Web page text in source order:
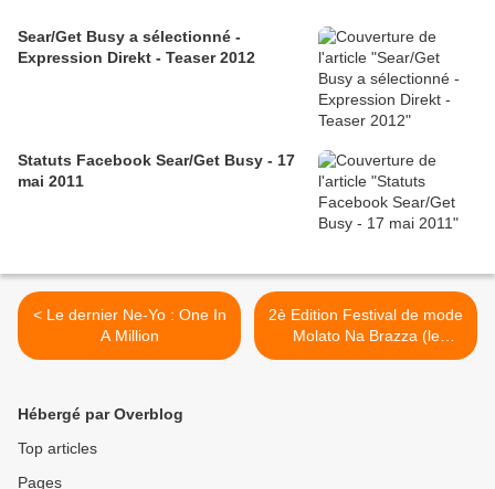
Sear/Get Busy a sélectionné -
Expression Direkt - Teaser 2012
Statuts Facebook Sear/Get Busy - 17
mai 2011
< Le dernier Ne-Yo : One In
A Million
2è Edition Festival de mode
Molato Na Brazza (le
rendez-vous de la mode
Hébergé par Overblog
Top articles
Pages